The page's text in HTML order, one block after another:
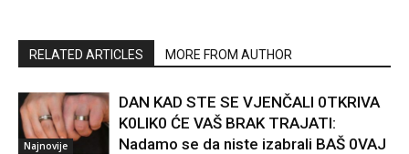
RELATED ARTICLES MORE FROM AUTHOR
Najnovije
DAN KAD STE SE VJENČALI 0TKRIVA
K0LIK0 ĆE VAŠ BRAK TRAJATI:
Nadamo se da niste izabrali BAŠ 0VAJ